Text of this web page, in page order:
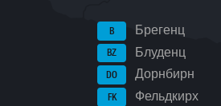
B Брегенц
BZ Блуденц
DO Дорнбирн
FK Фельдкирх